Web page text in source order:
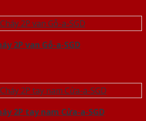
2P van Gỗ-a-SGD
2P tay nam Cửa-a-SGD